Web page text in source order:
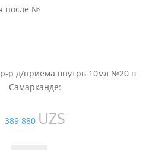
после №
р д/приёма внутрь 10мл №20 в
Самарканде:
389 880 UZS